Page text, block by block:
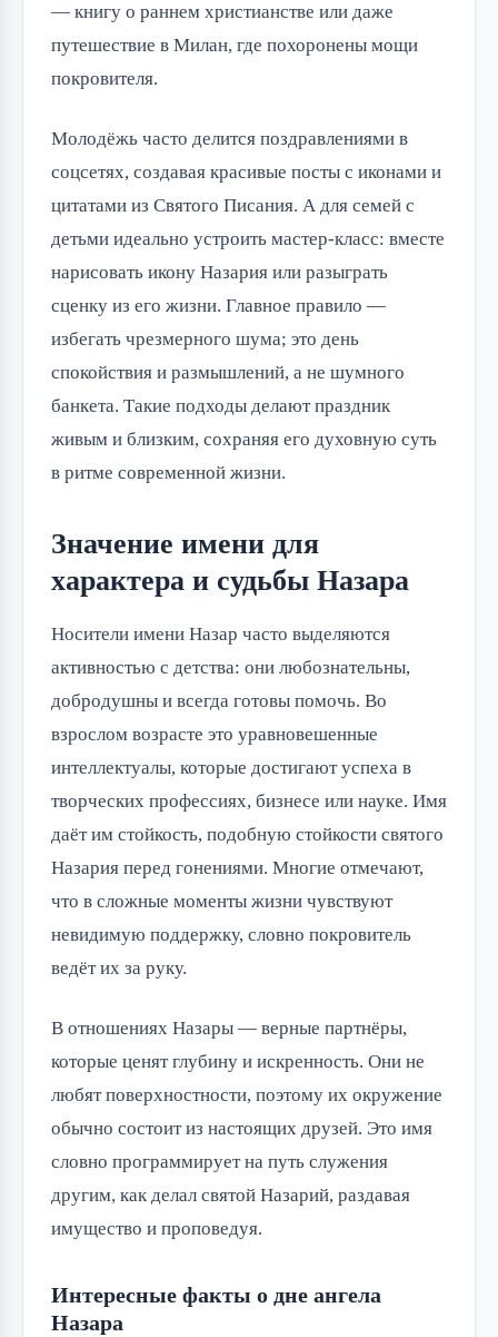
— книгу о раннем христианстве или даже
путешествие в Милан, где похоронены мощи
покровителя.
Молодёжь часто делится поздравлениями в
соцсетях, создавая красивые посты с иконами и
цитатами из Святого Писания. А для семей с
детьми идеально устроить мастер-класс: вместе
нарисовать икону Назария или разыграть
сценку из его жизни. Главное правило —
избегать чрезмерного шума; это день
спокойствия и размышлений, а не шумного
банкета. Такие подходы делают праздник
живым и близким, сохраняя его духовную суть
в ритме современной жизни.
Значение имени для
характера и судьбы Назара
Носители имени Назар часто выделяются
активностью с детства: они любознательны,
добродушны и всегда готовы помочь. Во
взрослом возрасте это уравновешенные
интеллектуалы, которые достигают успеха в
творческих профессиях, бизнесе или науке. Имя
даёт им стойкость, подобную стойкости святого
Назария перед гонениями. Многие отмечают,
что в сложные моменты жизни чувствуют
невидимую поддержку, словно покровитель
ведёт их за руку.
В отношениях Назары — верные партнёры,
которые ценят глубину и искренность. Они не
любят поверхностности, поэтому их окружение
обычно состоит из настоящих друзей. Это имя
словно программирует на путь служения
другим, как делал святой Назарий, раздавая
имущество и проповедуя.
Интересные факты о дне ангела
Назара